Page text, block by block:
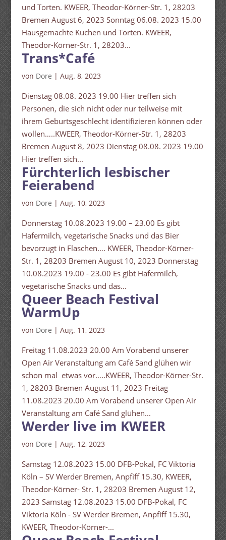
und Torten. KWEER, Theodor-Körner-Str. 1, 28203
Bremen August 6, 2023 Sonntag 06.08. 2023 15.00
Hausgemachte Kuchen und Torten. KWEER,
Theodor-Körner-Str. 1, 28203...
Trans*Café
von Dore | Aug. 8, 2023
Dienstag 08.08. 2023 19.00 Hier treffen sich
Personen, die sich nicht oder nur teilweise mit
ihrem Geburtsgeschlecht identifizieren können oder
wollen…..KWEER, Theodor-Körner-Str. 1, 28203
Bremen August 8, 2023 Dienstag 08.08. 2023 19.00
Hier treffen sich...
Fürchterlich lesbischer
Feierabend
von Dore | Aug. 10, 2023
Donnerstag 10.08.2023 19.00 – 23.00 Es gibt
Hafermilch, vegetarische Snacks und das Bier
bevorzugt in Flaschen…. KWEER, Theodor-Körner-
Str. 1, 28203 Bremen August 10, 2023 Donnerstag
10.08.2023 19.00 - 23.00 Es gibt Hafermilch,
vegetarische Snacks und das...
Queer Beach Festival
WarmUp
von Dore | Aug. 11, 2023
Freitag 11.08.2023 20.00 Am Vorabend unserer
Open Air Veranstaltung am Café Sand glühen wir
schon mal etwas vor…..KWEER, Theodor-Körner-Str.
1, 28203 Bremen August 11, 2023 Freitag
11.08.2023 20.00 Am Vorabend unserer Open Air
Veranstaltung am Café Sand glühen...
Werder live im KWEER
von Dore | Aug. 12, 2023
Samstag 12.08.2023 15.00 DFB-Pokal, FC Viktoria
Köln – SV Werder Bremen, Anpfiff 15.30, KWEER,
Theodor-Körner- Str. 1, 28203 Bremen August 12,
2023 Samstag 12.08.2023 15.00 DFB-Pokal, FC
Viktoria Köln - SV Werder Bremen, Anpfiff 15.30,
KWEER, Theodor-Körner-...